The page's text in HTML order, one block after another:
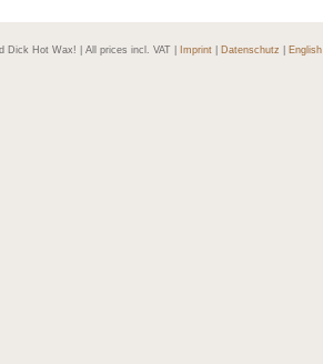
Dick Hot Wax! | All prices incl. VAT | Imprint Datenschutz English